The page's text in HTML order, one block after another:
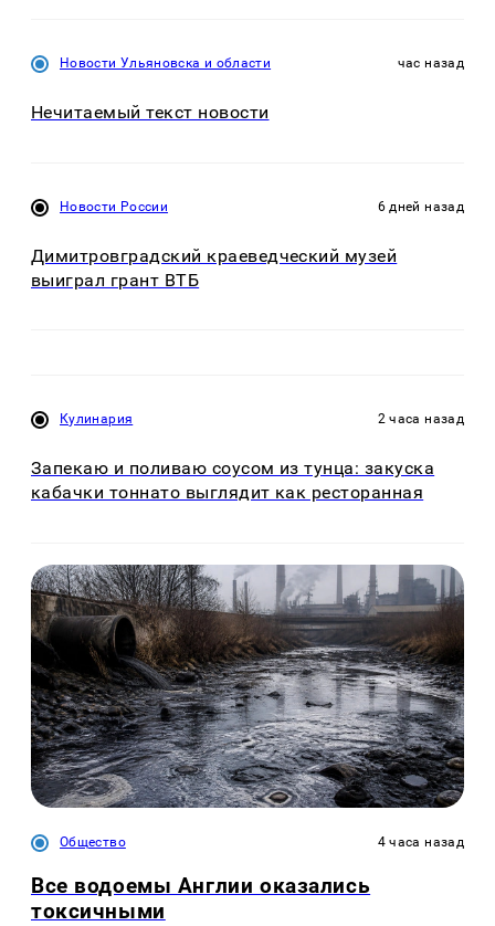
Новости Ульяновска и области час назад
Нечитаемый текст новости
Новости России 6 дней назад
Димитровградский краеведческий музей
выиграл грант ВТБ
Кулинария 2 часа назад
Запекаю и поливаю соусом из тунца: закуска
кабачки тоннато выглядит как ресторанная
Общество 4 часа назад
Все водоемы Англии оказались
токсичными